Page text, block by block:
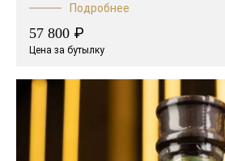
Подробнее
57 800 ₽
Цена за бутылку